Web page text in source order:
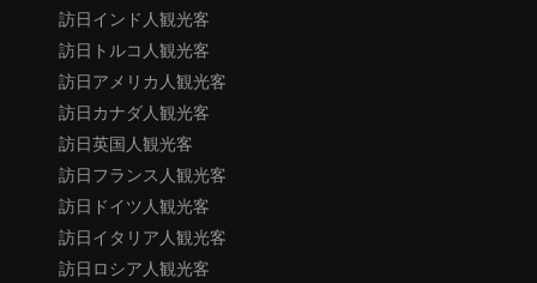
訪日インド人観光客
訪日トルコ人観光客
訪日アメリカ人観光客
訪日カナダ人観光客
訪日英国人観光客
訪日フランス人観光客
訪日ドイツ人観光客
訪日イタリア人観光客
訪日ロシア人観光客